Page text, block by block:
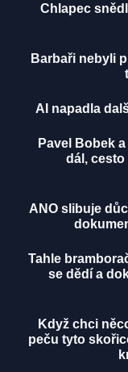
Chlapec
Barbaři nebyli
AI napadla
Pavel Bobek
dál, cesto
ANO slibuje
Tahle
se dědí a
Když chci
peču tyto